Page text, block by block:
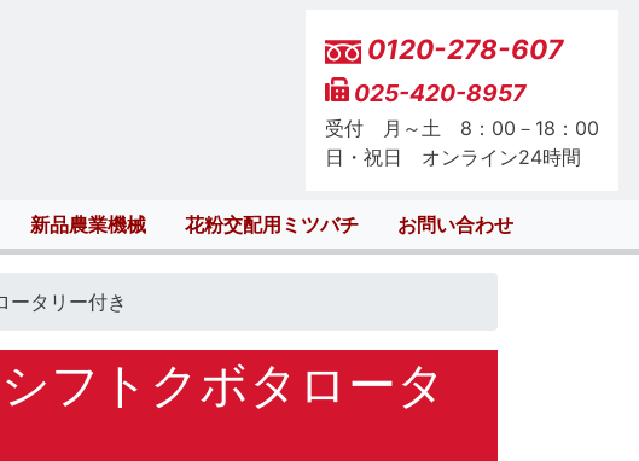
0120-278-607
025-420-8957
受付 月～土 8：00－18：00
日・祝日 オンライン24時間
新品農業機械 花粉交配用ミツバチ お問い合わせ
ータリー付き
フトクボタロータ